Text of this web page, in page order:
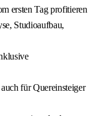
ersten Tag profitieren
Studioaufbau,
für Quereinsteiger